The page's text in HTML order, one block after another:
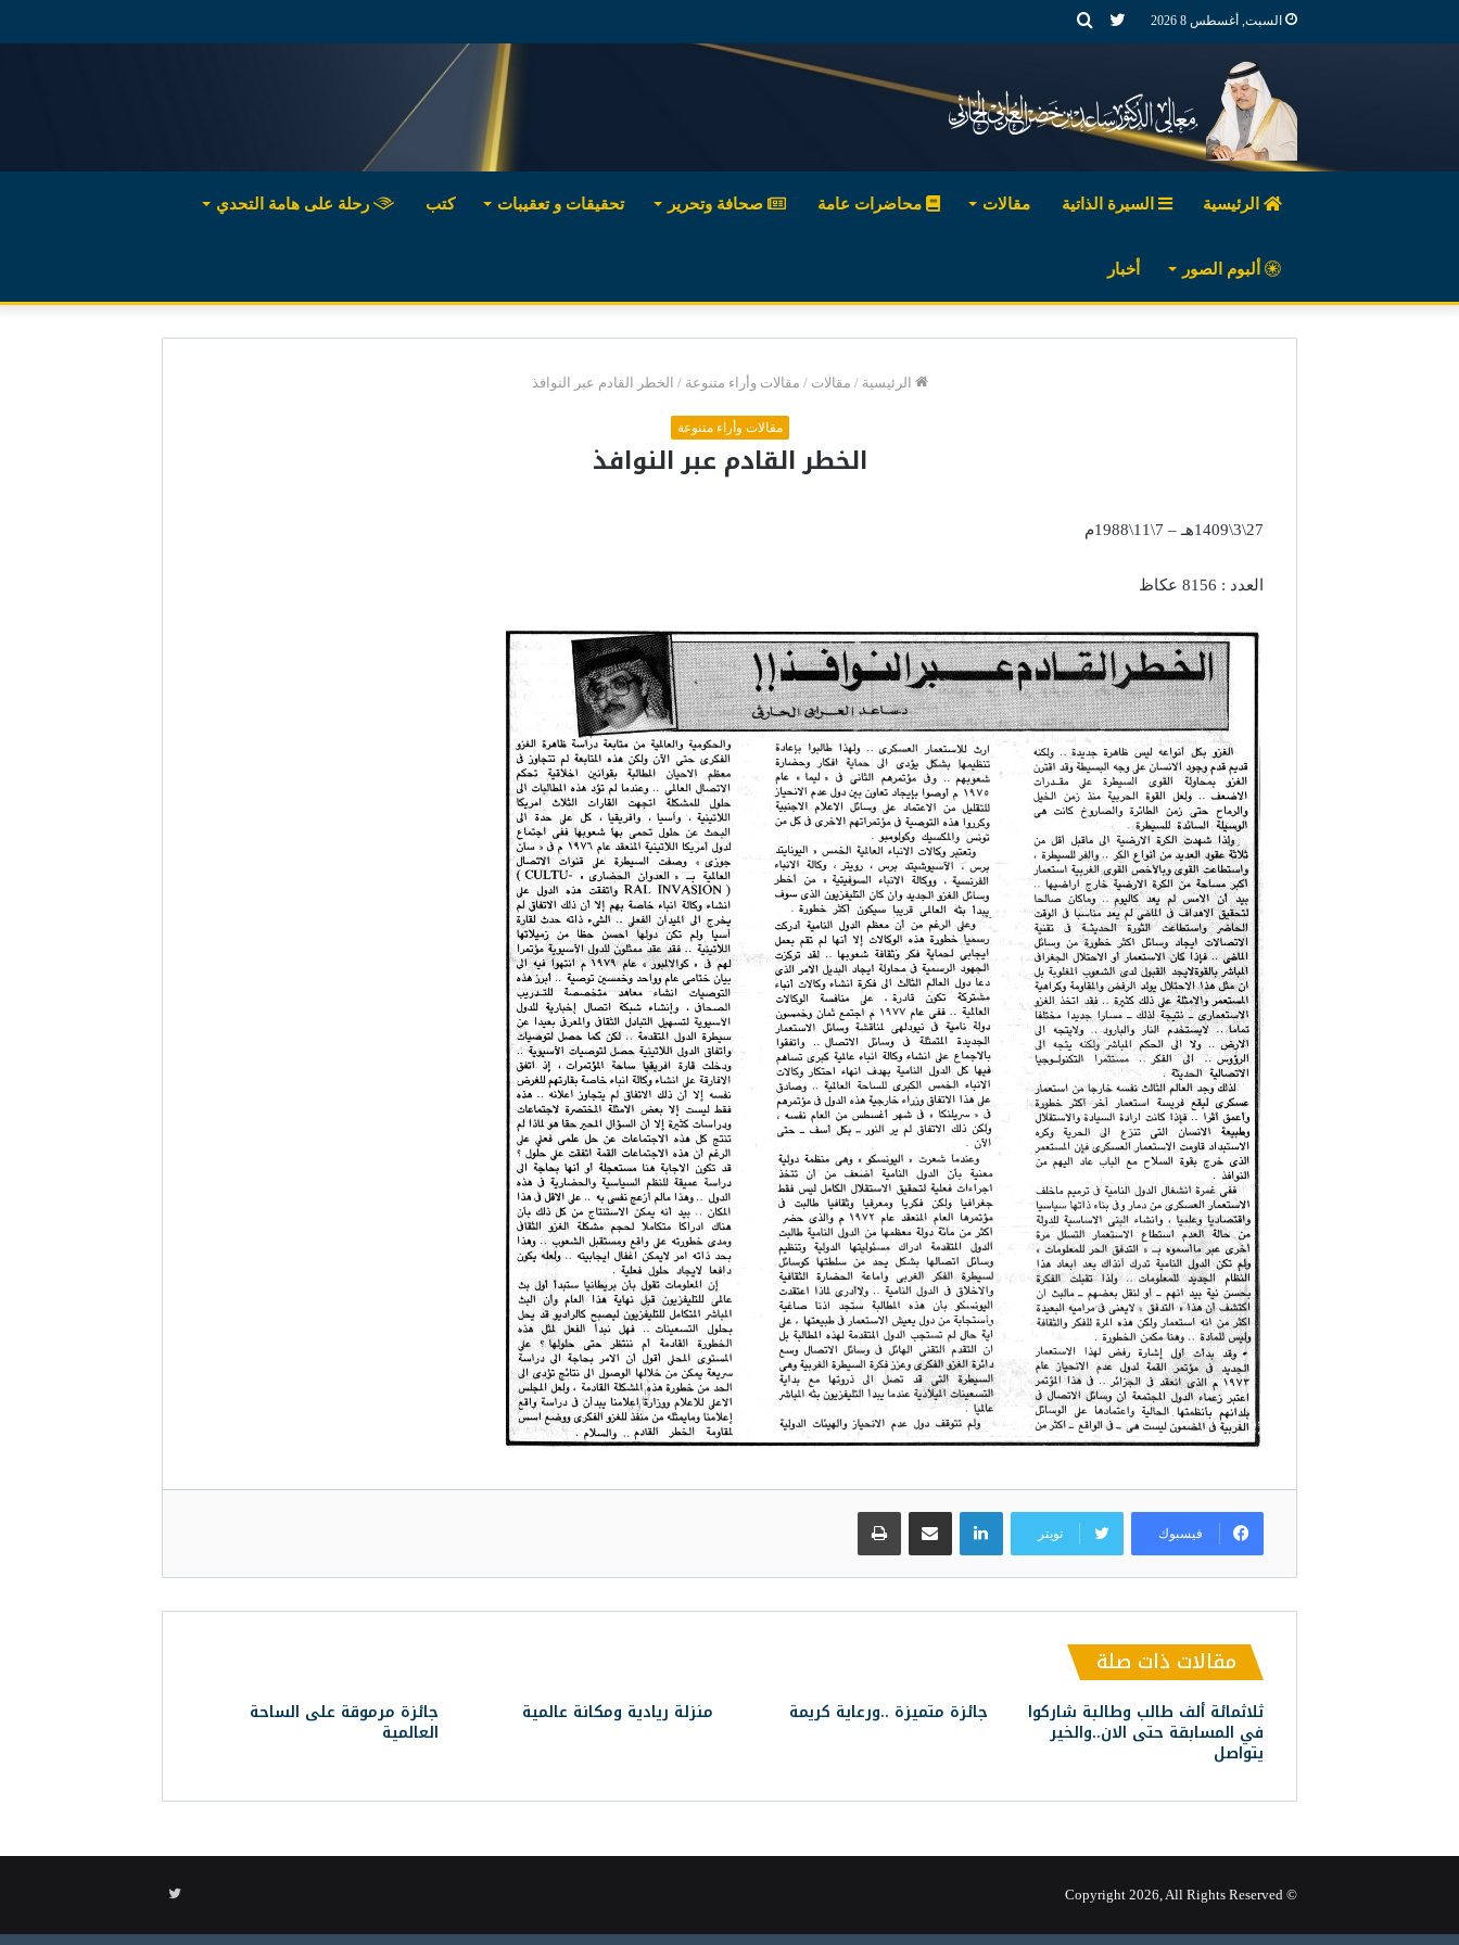
السبت, أغسطس 8 2026 بحثتويتر
الرئيسية السيرة الذاتية مقالات محاضرات عامة صحافة وتحرير تحقيقات و تعقيبات كتب رحلة على هامة التحدي
ألبوم الصور أخبار
الرئيسية / مقالات / مقالات وأراء متنوعة / الخطر القادم عبر النوافذ
مقالات وأراء متنوعة
الخطر القادم عبر النوافذ
27\3\1409هـ – 7\11\1988م
العدد : 8156 عكاظ
فيسبوك تويتر
لينكدإن مشاركة عبر البريد
مقالات ذات صلة
ثلاثمائة ألف طالب وطالبة شاركوا
في المسابقة حتى الان..والخير
يتواصل
جائزة متميزة ..ورعاية كريمة منزلة ريادية ومكانة عالمية جائزة مرموقة على الساحة
العالمية
© Copyright 2026, All Rights Reserved